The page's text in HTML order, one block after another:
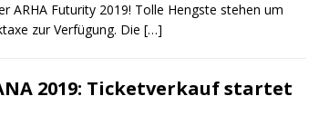
ARHA Futurity 2019! Tolle Hengste stehen um
zur Verfügung. Die […]
2019: Ticketverkauf startet